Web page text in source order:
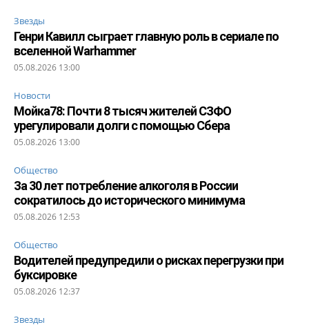
Звезды
Генри Кавилл сыграет главную роль в сериале по
вселенной Warhammer
05.08.2026 13:00
Новости
Мойка78: Почти 8 тысяч жителей СЗФО
урегулировали долги с помощью Сбера
05.08.2026 13:00
Общество
За 30 лет потребление алкоголя в России
сократилось до исторического минимума
05.08.2026 12:53
Общество
Водителей предупредили о рисках перегрузки при
буксировке
05.08.2026 12:37
Звезды